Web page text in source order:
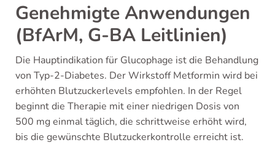
Genehmigte Anwendungen
(BfArM, G-BA Leitlinien)
Die Hauptindikation für Glucophage ist die Behandlung
von Typ-2-Diabetes. Der Wirkstoff Metformin wird bei
erhöhten Blutzuckerlevels empfohlen. In der Regel
beginnt die Therapie mit einer niedrigen Dosis von
500 mg einmal täglich, die schrittweise erhöht wird,
bis die gewünschte Blutzuckerkontrolle erreicht ist.